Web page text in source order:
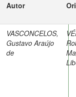
Autor
VASCONCELOS,
Gustavo Araújo
de